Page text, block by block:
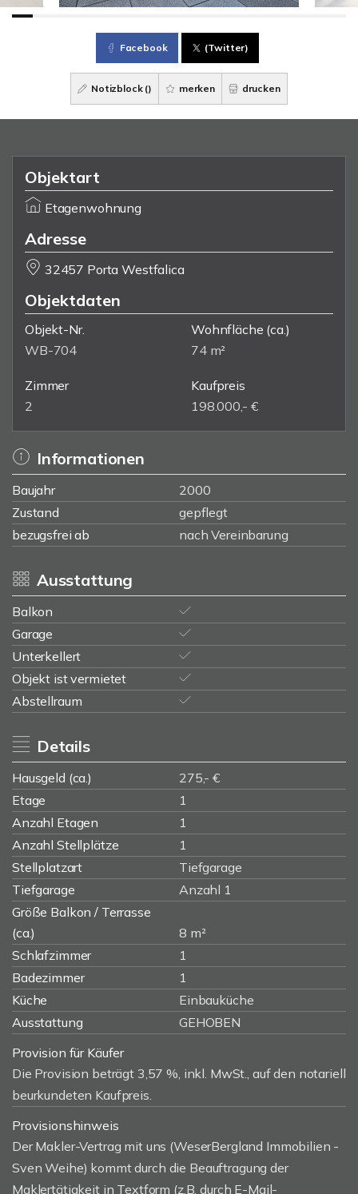
Facebook (Twitter)
Notizblock () merken drucken
Objektart
Etagenwohnung
Adresse
32457 Porta Westfalica
Objektdaten
Objekt-Nr.
WB-704
Wohnfläche (ca.)
74 m²
Zimmer
2
Kaufpreis
198.000,- €
Informationen
Baujahr
2000
Zustand
gepflegt
bezugsfrei ab
nach Vereinbarung
Ausstattung
Balkon
Garage
Unterkellert
Objekt ist vermietet
Abstellraum
Details
Hausgeld (ca.)
275,- €
Etage
1
Anzahl Etagen
1
Anzahl Stellplätze
1
Stellplatzart
Tiefgarage
Tiefgarage
Anzahl 1
Größe Balkon / Terrasse
(ca.)
8 m²
Schlafzimmer
1
Badezimmer
1
Küche
Einbauküche
Ausstattung
GEHOBEN
Provision für Käufer
Die Provision beträgt 3,57 %, inkl. MwSt., auf den notariell
beurkundeten Kaufpreis.
Provisionshinweis
Der Makler-Vertrag mit uns (WeserBergland Immobilien -
Sven Weihe) kommt durch die Beauftragung der
Maklertätigkeit in Textform (z.B. durch E-Mail-